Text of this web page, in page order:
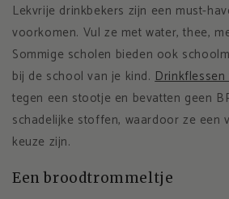
Lekvrije drinkbekers zijn een must-
voorkomen. Vul ze met water, thee,
Sommige scholen bieden ook
bij de school van je kind.Drinkflessen
tegen een stootje en bevatten geen
schadelijke stoffen, waardoor ze een
keuze zijn.
Een broodtrommeltje